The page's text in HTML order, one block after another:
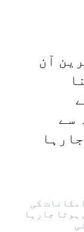
آن
سے
کی
ہوتا جارہا